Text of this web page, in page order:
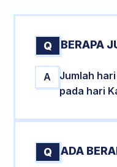
Q BERAPA
A Jumlah
pada hari
Q ADA